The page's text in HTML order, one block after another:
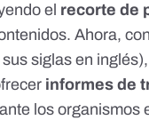
el recorte de
Ahora,
siglas en
informes de
ante los organismos